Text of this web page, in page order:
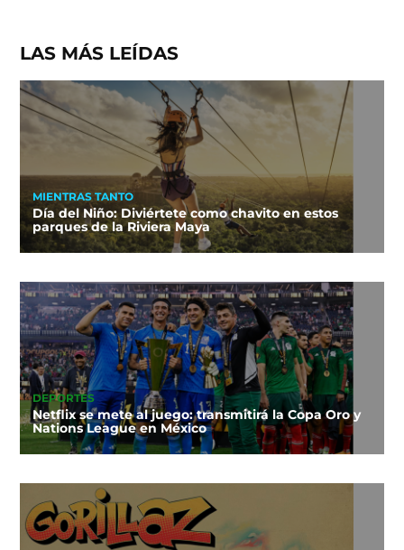
LAS MÁS LEÍDAS
MIENTRAS TANTO
Día del Niño: Diviértete como chavito en estos
parques de la Riviera Maya
DEPORTES
Netflix se mete al juego: transmitirá la Copa Oro y
Nations League en México